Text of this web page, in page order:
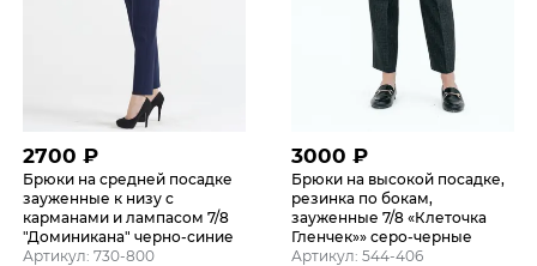
2700 ₽
Брюки на средней посадке
зауженные к низу с
карманами и лампасом 7/8
"Доминикана" черно-синие
Артикул: 730-800
3000 ₽
Брюки на высокой посадке,
резинка по бокам,
зауженные 7/8 «Клеточка
Гленчек»» серо-черные
Артикул: 544-406